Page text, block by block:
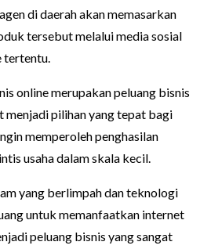
di daerah akan memasarkan
tersebut melalui media sosial
tertentu.
online merupakan peluang bisnis
menjadi pilihan yang tepat bagi
memperoleh penghasilan
usaha dalam skala kecil.
yang berlimpah dan teknologi
untuk memanfaatkan internet
peluang bisnis yang sangat